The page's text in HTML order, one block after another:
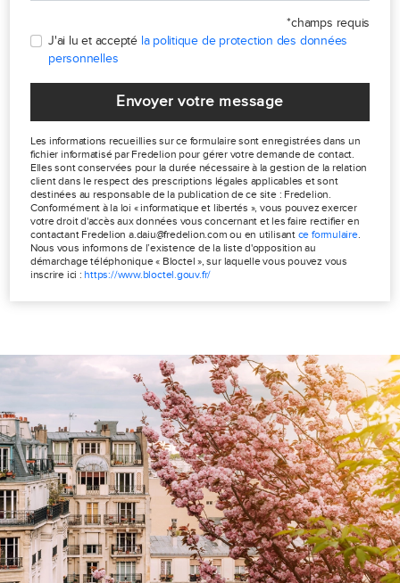
*champs requis
J'ai lu et accepté la politique de protection des données
personnelles
Envoyer votre message
Les informations recueillies sur ce formulaire sont enregistrées dans un
fichier informatisé par Fredelion pour gérer votre demande de contact.
Elles sont conservées pour la durée nécessaire à la gestion de la relation
client dans le respect des prescriptions légales applicables et sont
destinées au responsable de la publication de ce site : Fredelion.
Conformément à la loi « informatique et libertés », vous pouvez exercer
votre droit d'accès aux données vous concernant et les faire rectifier en
contactant Fredelion a.daiu@fredelion.com ou en utilisant ce formulaire.
Nous vous informons de l’existence de la liste d'opposition au
démarchage téléphonique « Bloctel », sur laquelle vous pouvez vous
inscrire ici : https://www.bloctel.gouv.fr/